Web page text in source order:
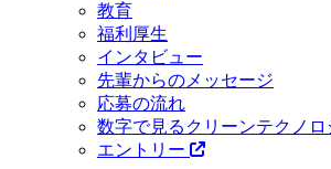
教育
福利厚生
インタビュー
先輩からのメッセージ
応募の流れ
数字で見るクリーンテクノロ
エントリー